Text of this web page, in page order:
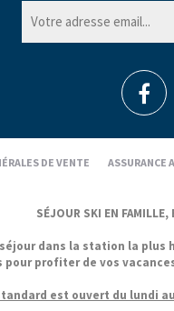
DE VENTE ASSURANCE
SÉJOUR SKI EN FAMILLE,
dans la station la plus
pour profiter de vos
est ouvert du lundi